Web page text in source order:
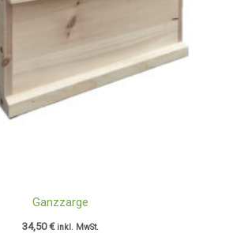
Ganzzarge
34,50€ inkl. MwSt.